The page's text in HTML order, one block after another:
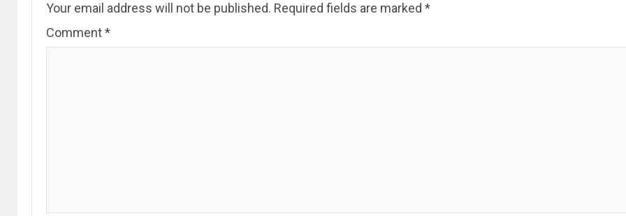
Your email address will not be published. Required fields are marked *
Comment*